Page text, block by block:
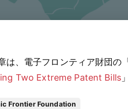
は、電子フロンティア財団の「
Two Extreme Patent Bills
Frontier Foundation